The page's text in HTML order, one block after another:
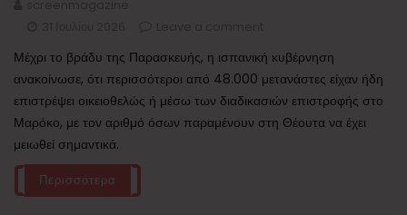
Μέχρι το βράδυ της Παρασκευής, η ισπανική κυβέρνηση
ανακοίνωσε, ότι περισσότεροι από 48.000 μετανάστες είχαν ήδη
επιστρέψει οικειοθελώς ή μέσω των διαδικασιών επιστροφής στο
Μαρόκο, με τον αριθμό όσων παραμένουν στη Θέουτα να έχει
μειωθεί σημαντικά.
Περισσότερα